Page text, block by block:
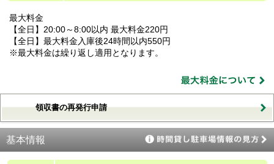
最大料金
【全日】20:00～8:00以内 最大料金220円
【全日】最大料金入庫後24時間以内550円
※最大料金は繰り返し適用となります。
領収書の再発行申請
基本情報